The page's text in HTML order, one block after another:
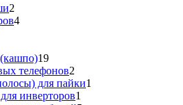
2
товара
44
1919
товаров
телефонов2
товара
для пайки1
инверторов1